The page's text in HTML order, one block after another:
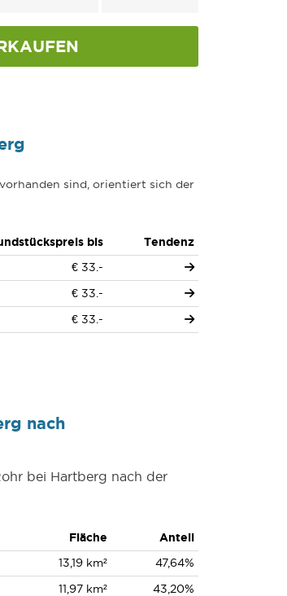
sind, orientiert sich der
bis
Tendenz
€ 33.-
€ 33.-
€ 33.-
nach
bei Hartberg nach der
Fläche
Anteil
13,19 km²
47,64%
11,97 km²
43,20%